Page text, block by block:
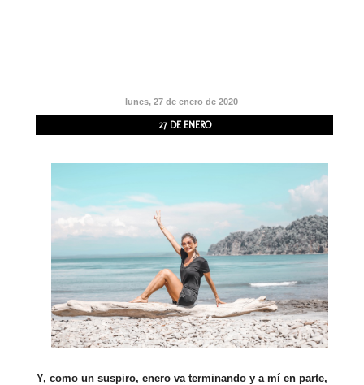
lunes, 27 de enero de 2020
27 DE ENERO
Y, como un suspiro, enero va terminando y a mí en parte,